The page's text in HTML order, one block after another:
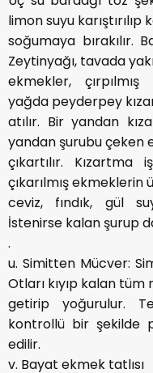
limon suyu karıştırılıp
soğumaya bırakılır.
Zeytinyağı, tavada
ekmekler,
yağda peyderpey
atılır. Bir yandan
yandan şurubu çeken
çıkartılır.
çıkarılmış ekmeklerin
ceviz, fındık, gül
İstenirse kalan şurup
.
u. Simitten Mücver:
Otları kıyıp kalan
getirip yoğurulur.
kontrollü bir şekilde
edilir.
v. Bayat ekmek tatlısı